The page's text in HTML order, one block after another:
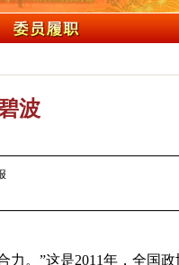
波
。”这是2011年，全国政